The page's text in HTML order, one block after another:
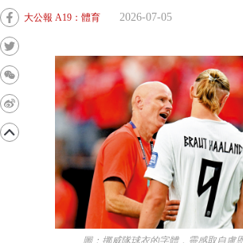
大公報 A19：體育 2026-07-05